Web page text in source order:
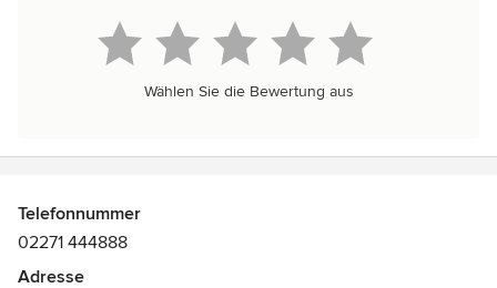
Wählen Sie die Bewertung aus
Telefonnummer
02271 444888
Adresse